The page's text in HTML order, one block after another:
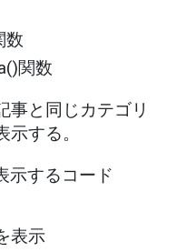
数
関数
事と同じカテゴリ
する。
示するコード
表示